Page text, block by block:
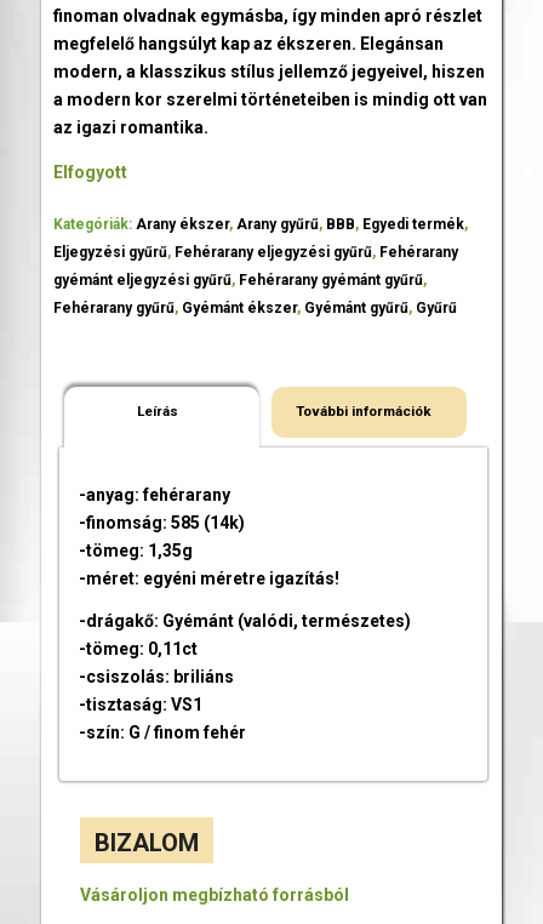
finoman olvadnak egymásba, így minden apró részlet
megfelelő hangsúlyt kap az ékszeren. Elegánsan
modern, a klasszikus stílus jellemző jegyeivel, hiszen
a modern kor szerelmi történeteiben is mindig ott van
az igazi romantika.
Elfogyott
Kategóriák: Arany ékszer, Arany gyűrű, BBB, Egyedi termék,
Eljegyzési gyűrű, Fehérarany eljegyzési gyűrű, Fehérarany
gyémánt eljegyzési gyűrű, Fehérarany gyémánt gyűrű,
Fehérarany gyűrű, Gyémánt ékszer, Gyémánt gyűrű, Gyűrű
Leírás További információk
-anyag: fehérarany
-finomság: 585 (14k)
-tömeg: 1,35g
-méret: egyéni méretre igazítás!
-drágakő: Gyémánt (valódi, természetes)
-tömeg: 0,11ct
-csiszolás: briliáns
-tisztaság: VS1
-szín: G / finom fehér
BIZALOM
Vásároljon megbízható forrásból